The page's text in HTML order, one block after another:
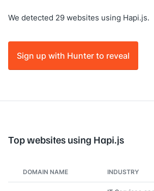
We detected 29 websites using Hapi.js.
Sign up with Hunter to reveal
Top websites using Hapi.js
DOMAIN NAME INDUSTRY